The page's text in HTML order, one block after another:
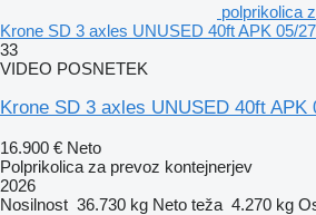
polprikolica
Krone SD 3 axles UNUSED 40ft APK 05/27
33
VIDEO POSNETEK
Krone SD 3 axles UNUSED 40ft APK
16.900 € Neto
Polprikolica za prevoz kontejnerjev
2026
Nosilnost 36.730 kg Neto teža 4.270 kg